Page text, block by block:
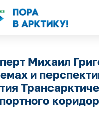
Михаил
и